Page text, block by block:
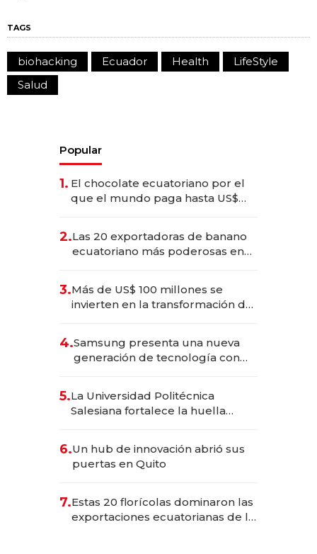
TAGS
biohacking Ecuador Health
LifeStyle
Salud
Popular
1. El chocolate ecuatoriano por el
que el mundo paga hasta US$
2.Las 20 exportadoras de banano
ecuatoriano más poderosas en
3.Más de US$ 100 millones se
invierten en la transformación de
4.Samsung presenta una nueva
generación de tecnología con
5.La Universidad Politécnica
Salesiana fortalece la huella
6.Un hub de innovación abrió sus
puertas en Quito
7.Estas 20 florícolas dominaron las
exportaciones ecuatorianas de la